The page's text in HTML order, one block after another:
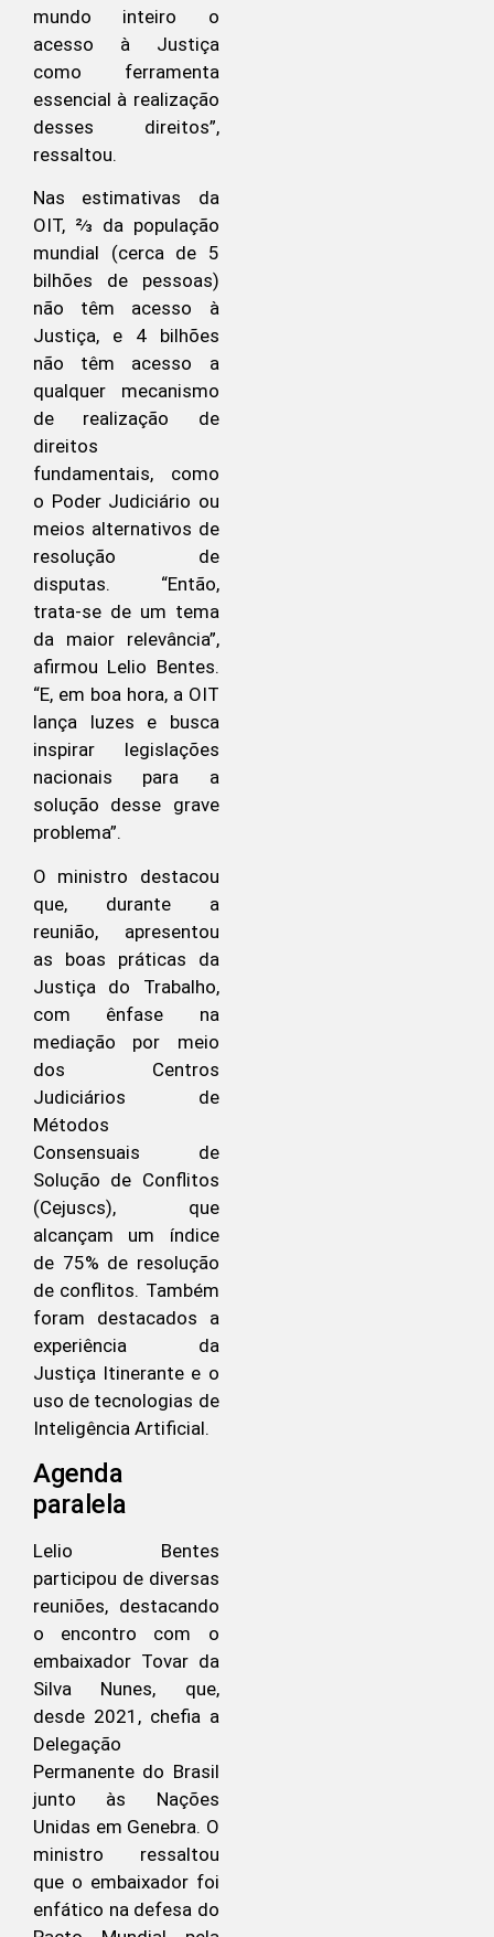
mundo inteiro o
acesso à Justiça
como ferramenta
essencial à realização
desses direitos”,
ressaltou.
Nas estimativas da
OIT, ⅔ da população
mundial (cerca de 5
bilhões de pessoas)
não têm acesso à
Justiça, e 4 bilhões
não têm acesso a
qualquer mecanismo
de realização de
direitos
fundamentais, como
o Poder Judiciário ou
meios alternativos de
resolução de
disputas. “Então,
trata-se de um tema
da maior relevância”,
afirmou Lelio Bentes.
“E, em boa hora, a OIT
lança luzes e busca
inspirar legislações
nacionais para a
solução desse grave
problema”.
O ministro destacou
que, durante a
reunião, apresentou
as boas práticas da
Justiça do Trabalho,
com ênfase na
mediação por meio
dos Centros
Judiciários de
Métodos
Consensuais de
Solução de Conflitos
(Cejuscs), que
alcançam um índice
de 75% de resolução
de conflitos. Também
foram destacados a
experiência da
Justiça Itinerante e o
uso de tecnologias de
Inteligência Artificial.
Agenda
paralela
Lelio Bentes
participou de diversas
reuniões, destacando
o encontro com o
embaixador Tovar da
Silva Nunes, que,
desde 2021, chefia a
Delegação
Permanente do Brasil
junto às Nações
Unidas em Genebra. O
ministro ressaltou
que o embaixador foi
enfático na defesa do